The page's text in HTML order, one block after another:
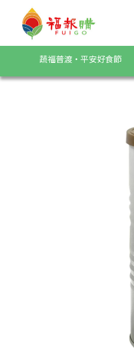
《Q-Life享活》黑木耳黑芝麻堅
蔬福普渡・平安好食節